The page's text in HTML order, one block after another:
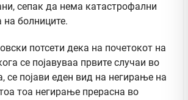
сепак да нема катастрофални
болниците.
потсети дека на почетокот на
се појавуваа првите случаи во
се појави еден вид на негирање на
тоа негирање прерасна во